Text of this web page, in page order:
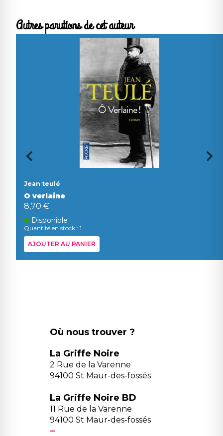
Autres parutions de cet auteur
Jean teulé
O verlaine
8,70 €
Disponible
Quantité en stock : 1
AJOUTER AU PANIER
Où nous trouver ?
La Griffe Noire
2 Rue de la Varenne
94100 St Maur-des-fossés
La Griffe Noire BD
11 Rue de la Varenne
94100 St Maur-des-fossés